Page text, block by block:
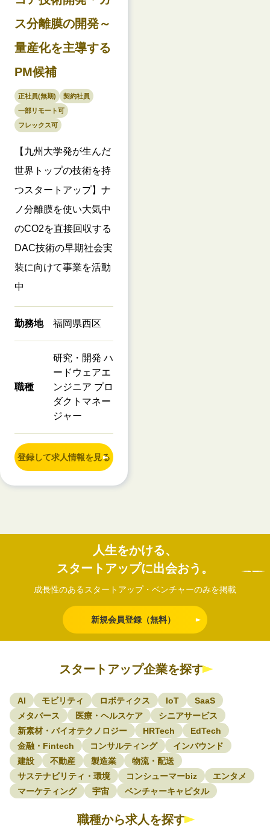
ス分離膜の開発～
量産化を主導する
PM候補
正社員(無期)
契約社員
一部リモート可
フレックス可
【九州大学発が生んだ
世界トップの技術を持
つスタートアップ】ナ
ノ分離膜を使い大気中
のCO2を直接回収する
DAC技術の早期社会実
装に向けて事業を活動
中
勤務地 福岡県西区
職種
研究・開発 ハ
ードウェアエ
ンジニア プロ
ダクトマネー
ジャー
登録して求人情報を見る
人生をかける、
スタートアップに出会おう。
成長性のあるスタートアップ・ベンチャーのみを掲載
新規会員登録（無料）
スタートアップ企業を探す
AI モビリティ ロボティクス IoT
SaaS
メタバース
医療・ヘルスケア
シニアサービス
新素材・バイオテクノロジー
HRTech
EdTech
金融・Fintech
コンサルティング
インバウンド
建設
不動産 製造業
物流・配送
サステナビリティ・環境
コンシューマーbiz
エンタメ
マーケティング
宇宙 ベンチャーキャピタル
職種から求人を探す